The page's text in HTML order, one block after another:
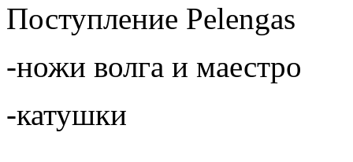
Поступление Pelengas
-ножи волга и маестро
-катушки